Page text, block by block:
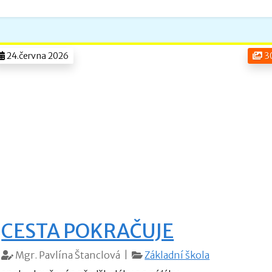
24.června 2026
CESTA POKRAČUJE
Mgr. Pavlína Štanclová |
Základní škola